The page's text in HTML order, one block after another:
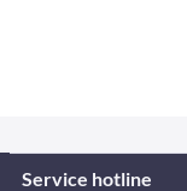
Service hotline